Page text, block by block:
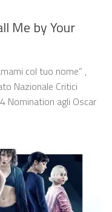
Me by Your
col tuo nome” ,
Nazionale Critici
Nomination agli Oscar